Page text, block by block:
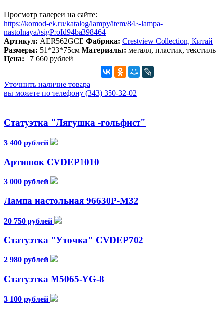
Просмотр галереи на сайте:
https://komod-ek.ru/katalog/lampy/item/843-lampa-
nastolnaya#sigProId94ba398464
Артикул: AER562GCE Фабрика: Crestview Collection, Китай
Размеры: 51*23*75см Материалы: металл, пластик, текстиль
Цена: 17 660 рублей
Уточнить наличие товара
вы можете по телефону (343) 350-32-02
Статуэтка "Лягушка -гольфист"
3 400 рублей
Артишок CVDEP1010
3 000 рублей
Лампа настольная 96630Р-М32
20 750 рублей
Статуэтка "Уточка" CVDEP702
2 980 рублей
Статуэтка М5065-YG-8
3 100 рублей